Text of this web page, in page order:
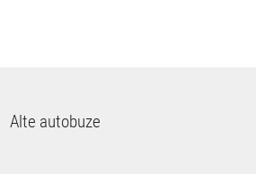
Alte autobuze